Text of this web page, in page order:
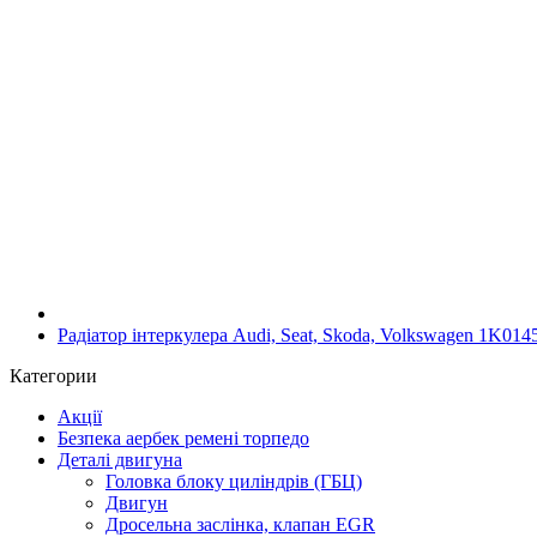
Радіатор інтеркулера Audi, Seat, Skoda, Volkswagen
Категории
Акції
Безпека аербек ремені торпедо
Деталі двигуна
Головка блоку циліндрів (ГБЦ)
Двигун
Дросельна заслінка, клапан EGR